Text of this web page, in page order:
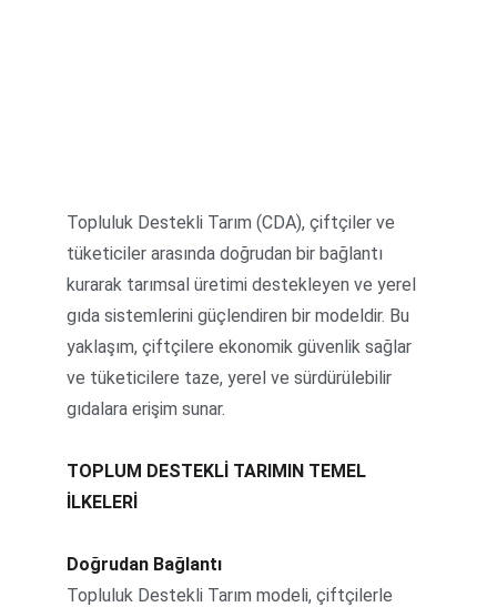
Topluluk Destekli Tarım (CDA), çiftçiler ve
tüketiciler arasında doğrudan bir bağlantı
kurarak tarımsal üretimi destekleyen ve yerel
gıda sistemlerini güçlendiren bir modeldir. Bu
yaklaşım, çiftçilere ekonomik güvenlik sağlar
ve tüketicilere taze, yerel ve sürdürülebilir
gıdalara erişim sunar.
TOPLUM DESTEKLİ TARIMIN TEMEL
İLKELERİ
Doğrudan Bağlantı
Topluluk Destekli Tarım modeli, çiftçilerle